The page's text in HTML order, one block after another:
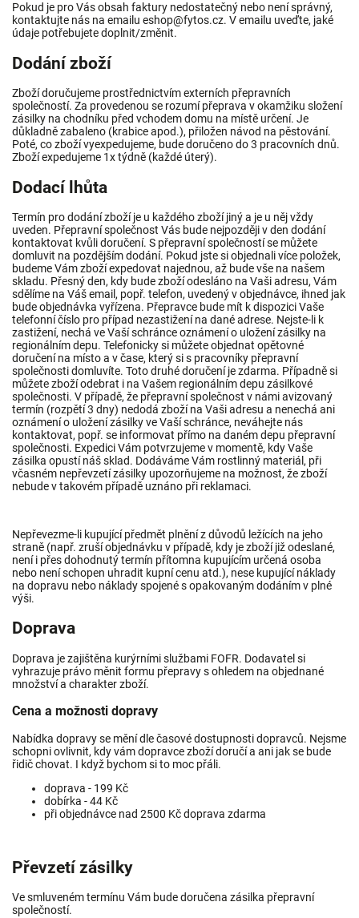
Pokud je pro Vás obsah faktury nedostatečný nebo není správný,
kontaktujte nás na emailu eshop@fytos.cz. V emailu uveďte, jaké
údaje potřebujete doplnit/změnit.
Dodání zboží
Zboží doručujeme prostřednictvím externích přepravních
společností. Za provedenou se rozumí přeprava v okamžiku složení
zásilky na chodníku před vchodem domu na místě určení. Je
důkladně zabaleno (krabice apod.), přiložen návod na pěstování.
Poté, co zboží vyexpedujeme, bude doručeno do 3 pracovních dnů.
Zboží expedujeme 1x týdně (každé úterý).
Dodací lhůta
Termín pro dodání zboží je u každého zboží jiný a je u něj vždy
uveden. Přepravní společnost Vás bude nejpozději v den dodání
kontaktovat kvůli doručení. S přepravní společností se můžete
domluvit na pozdějším dodání. Pokud jste si objednali více položek,
budeme Vám zboží expedovat najednou, až bude vše na našem
skladu. Přesný den, kdy bude zboží odesláno na Vaši adresu, Vám
sdělíme na Váš email, popř. telefon, uvedený v objednávce, ihned jak
bude objednávka vyřízena. Přepravce bude mít k dispozici Vaše
telefonní číslo pro případ nezastižení na dané adrese. Nejste-li k
zastižení, nechá ve Vaší schránce oznámení o uložení zásilky na
regionálním depu. Telefonicky si můžete objednat opětovné
doručení na místo a v čase, který si s pracovníky přepravní
společnosti domluvíte. Toto druhé doručení je zdarma. Případně si
můžete zboží odebrat i na Vašem regionálním depu zásilkové
společnosti. V případě, že přepravní společnost v námi avizovaný
termín (rozpětí 3 dny) nedodá zboží na Vaši adresu a nenechá ani
oznámení o uložení zásilky ve Vaší schránce, neváhejte nás
kontaktovat, popř. se informovat přímo na daném depu přepravní
společnosti. Expedici Vám potvrzujeme v momentě, kdy Vaše
zásilka opustí náš sklad. Dodáváme Vám rostlinný materiál, při
včasném nepřevzetí zásilky upozorňujeme na možnost, že zboží
nebude v takovém případě uznáno při reklamaci.
Nepřevezme-li kupující předmět plnění z důvodů ležících na jeho
straně (např. zruší objednávku v případě, kdy je zboží již odeslané,
není i přes dohodnutý termín přítomna kupujícím určená osoba
nebo není schopen uhradit kupní cenu atd.), nese kupující náklady
na dopravu nebo náklady spojené s opakovaným dodáním v plné
výši.
Doprava
Doprava je zajištěna kurýrními službami FOFR. Dodavatel si
vyhrazuje právo měnit formu přepravy s ohledem na objednané
množství a charakter zboží.
Cena a možnosti dopravy
Nabídka dopravy se mění dle časové dostupnosti dopravců. Nejsme
schopni ovlivnit, kdy vám dopravce zboží doručí a ani jak se bude
řidič chovat. I když bychom si to moc přáli.
doprava - 199 Kč
dobírka - 44 Kč
při objednávce nad 2500 Kč doprava zdarma
Převzetí zásilky
Ve smluveném termínu Vám bude doručena zásilka přepravní
společností.